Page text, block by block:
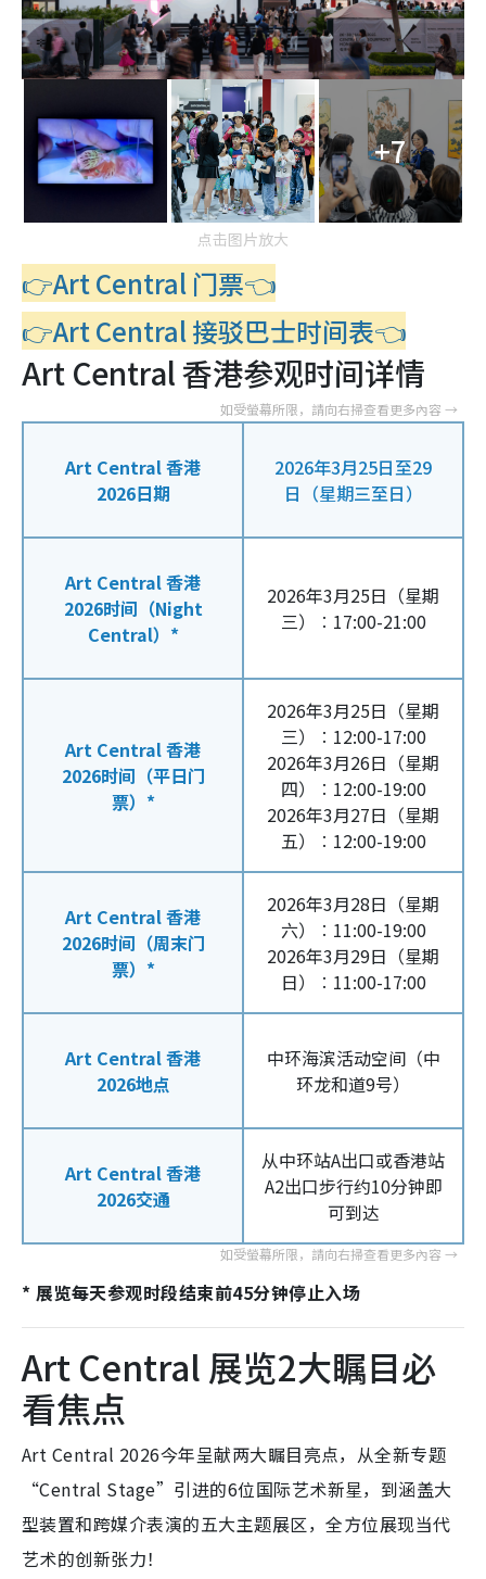
+7
点击图片放大
👉Art Central 门票👈
👉Art Central 接驳巴士时间表👈
Art Central 香港参观时间详情
Art Central 香港
2026日期
2026年3月25日至29
日（星期三至日）
Art Central 香港
2026时间（Night
Central）*
2026年3月25日（星期
三）︰17:00-21:00
Art Central 香港
2026时间（平日门
票）*
2026年3月25日（星期
三）︰12:00-17:00
2026年3月26日（星期
四）︰12:00-19:00
2026年3月27日（星期
五）︰12:00-19:00
Art Central 香港
2026时间（周末门
票）*
2026年3月28日（星期
六）︰11:00-19:00
2026年3月29日（星期
日）︰11:00-17:00
Art Central 香港
2026地点
中环海滨活动空间（中
环龙和道9号）
Art Central 香港
2026交通
从中环站A出口或香港站
A2出口步行约10分钟即
可到达
* 展览每天参观时段结束前45分钟停止入场
Art Central 展览2大瞩目必
看焦点
Art Central 2026今年呈献两大瞩目亮点，从全新专题
“Central Stage”引进的6位国际艺术新星，到涵盖大
型装置和跨媒介表演的五大主题展区，全方位展现当代
艺术的创新张力！